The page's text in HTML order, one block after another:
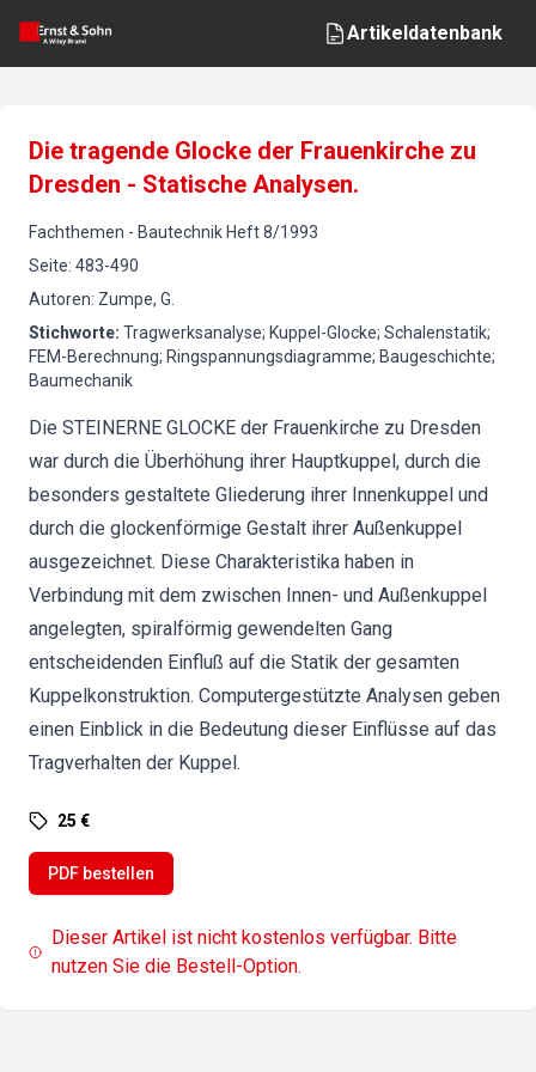
Artikeldatenbank
Die tragende Glocke der Frauenkirche zu
Dresden - Statische Analysen.
Fachthemen - Bautechnik Heft8/1993
Seite: 483-490
Autoren: Zumpe, G.
Stichworte: Tragwerksanalyse; Kuppel-Glocke; Schalenstatik;
FEM-Berechnung; Ringspannungsdiagramme; Baugeschichte;
Baumechanik
Die STEINERNE GLOCKE der Frauenkirche zu Dresden
war durch die Überhöhung ihrer Hauptkuppel, durch die
besonders gestaltete Gliederung ihrer Innenkuppel und
durch die glockenförmige Gestalt ihrer Außenkuppel
ausgezeichnet. Diese Charakteristika haben in
Verbindung mit dem zwischen Innen- und Außenkuppel
angelegten, spiralförmig gewendelten Gang
entscheidenden Einfluß auf die Statik der gesamten
Kuppelkonstruktion. Computergestützte Analysen geben
einen Einblick in die Bedeutung dieser Einflüsse auf das
Tragverhalten der Kuppel.
25 €
PDF bestellen
Dieser Artikel ist nicht kostenlos verfügbar. Bitte
nutzen Sie die Bestell-Option.